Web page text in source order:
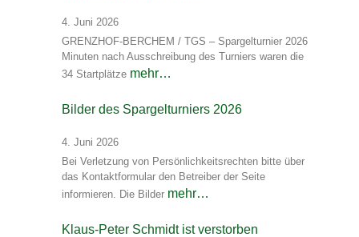
4. Juni 2026
GRENZHOF-BERCHEM / TGS – Spargelturnier 2026
Minuten nach Ausschreibung des Turniers waren die
34 Startplätze mehr…
Bilder des Spargelturniers 2026
4. Juni 2026
Bei Verletzung von Persönlichkeitsrechten bitte über
das Kontaktformular den Betreiber der Seite
informieren. Die Bilder mehr…
Klaus-Peter Schmidt ist verstorben